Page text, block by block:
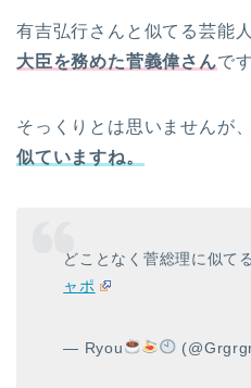
有吉弘行さんと似てる芸能
大臣を務めた菅義偉さんです
そっくりとは思いませんが
似ていますね。
どことなく菅総理に似て
ャポ
— Ryou